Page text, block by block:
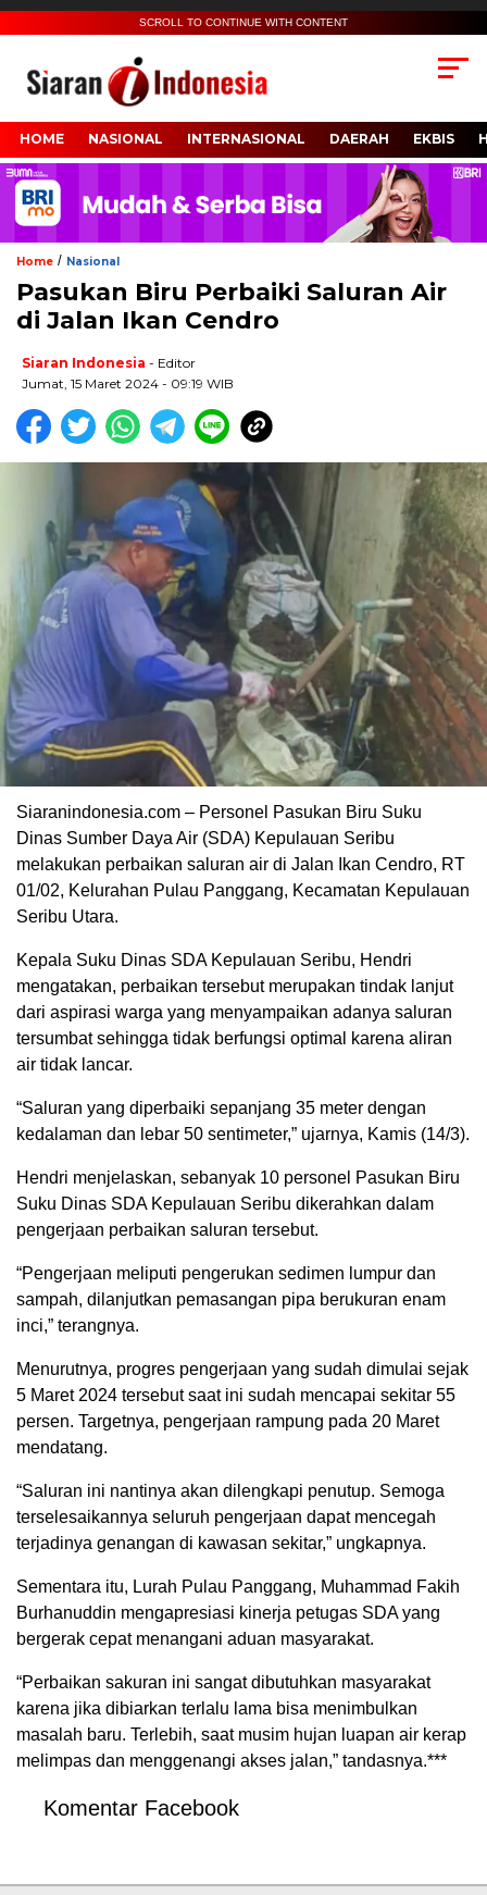
00:00
SCROLL TO CONTINUE WITH CONTENT
HOME NASIONAL INTERNASIONAL DAERAH EKBIS
Home / Nasional
Pasukan Biru Perbaiki Saluran Air
di Jalan Ikan Cendro
Siaran Indonesia - Editor
Jumat, 15 Maret 2024 - 09:19 WIB
Siaranindonesia.com – Personel Pasukan Biru Suku
Dinas Sumber Daya Air (SDA) Kepulauan Seribu
melakukan perbaikan saluran air di Jalan Ikan Cendro, RT
01/02, Kelurahan Pulau Panggang, Kecamatan Kepulauan
Seribu Utara.
Kepala Suku Dinas SDA Kepulauan Seribu, Hendri
mengatakan, perbaikan tersebut merupakan tindak lanjut
dari aspirasi warga yang menyampaikan adanya saluran
tersumbat sehingga tidak berfungsi optimal karena aliran
air tidak lancar.
“Saluran yang diperbaiki sepanjang 35 meter dengan
kedalaman dan lebar 50 sentimeter,” ujarnya, Kamis (14/3).
Hendri menjelaskan, sebanyak 10 personel Pasukan Biru
Suku Dinas SDA Kepulauan Seribu dikerahkan dalam
pengerjaan perbaikan saluran tersebut.
“Pengerjaan meliputi pengerukan sedimen lumpur dan
sampah, dilanjutkan pemasangan pipa berukuran enam
inci,” terangnya.
Menurutnya, progres pengerjaan yang sudah dimulai sejak
5 Maret 2024 tersebut saat ini sudah mencapai sekitar 55
persen. Targetnya, pengerjaan rampung pada 20 Maret
mendatang.
“Saluran ini nantinya akan dilengkapi penutup. Semoga
terselesaikannya seluruh pengerjaan dapat mencegah
terjadinya genangan di kawasan sekitar,” ungkapnya.
Sementara itu, Lurah Pulau Panggang, Muhammad Fakih
Burhanuddin mengapresiasi kinerja petugas SDA yang
bergerak cepat menangani aduan masyarakat.
“Perbaikan sakuran ini sangat dibutuhkan masyarakat
karena jika dibiarkan terlalu lama bisa menimbulkan
masalah baru. Terlebih, saat musim hujan luapan air kerap
melimpas dan menggenangi akses jalan,” tandasnya.***
Komentar Facebook